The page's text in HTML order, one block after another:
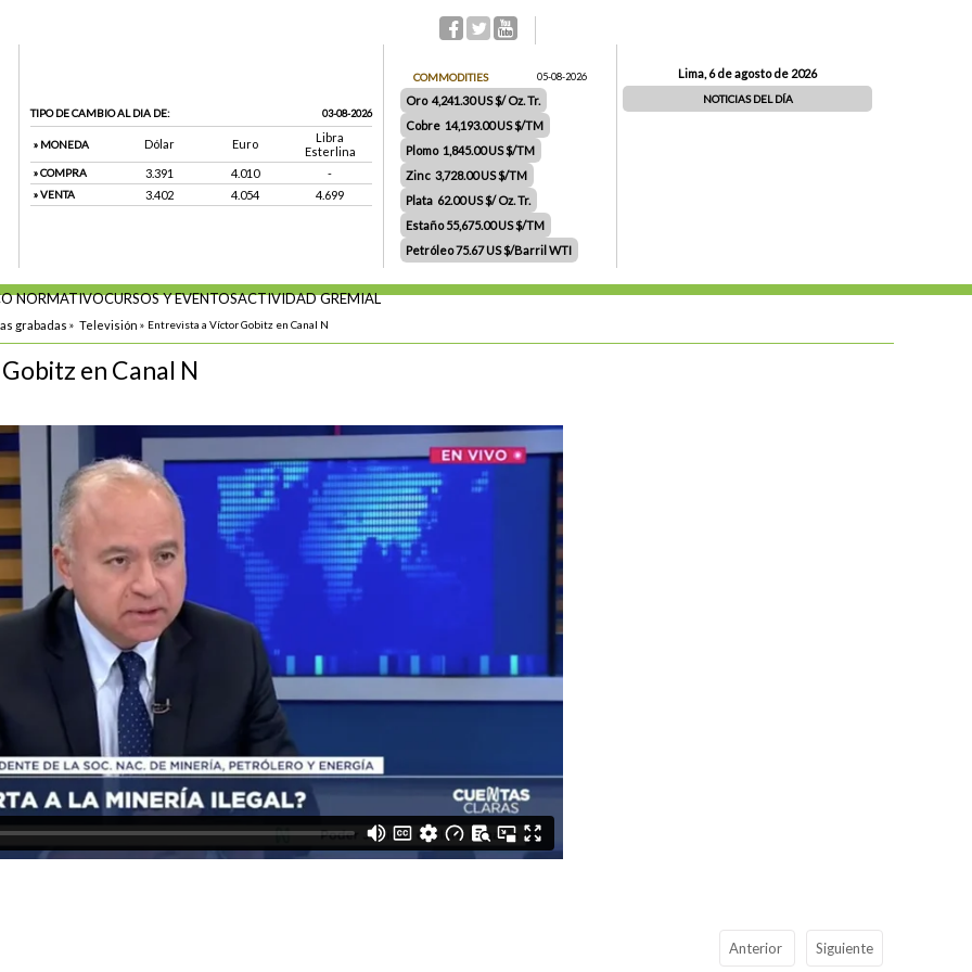
TIPO DE CAMBIO AL DIA DE: 03-08-2026
» MONEDA Dólar Euro
Libra
Esterlina
» COMPRA 3.391 4.010 -
» VENTA 3.402 4.054 4.699
COMMODITIES 05-08-2026
Oro 4,241.30 US $/ Oz. Tr.
Cobre 14,193.00 US $/TM
Plomo 1,845.00 US $/TM
Zinc 3,728.00 US $/TM
Plata 62.00 US $/ Oz. Tr.
Estaño 55,675.00 US $/TM
Petróleo 75.67 US $/Barril WTI
Lima, 6 de agosto de 2026
NOTICIAS DEL DÍA
NORMATIVOCURSOS Y EVENTOSACTIVIDAD GREMIAL
grabadas » Televisión » Entrevista a Víctor Gobitz en Canal N
en Canal N
Anterior Siguiente